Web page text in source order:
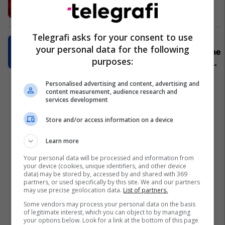
Petrol Company
UBT dhe Coursera nisin partneritet
strategjik për avancimin e arsimit dhe
punësimit në Kosovë dhe Ballkanin
Telegrafi asks for your consent to use
your personal data for the following
purposes:
Personalised advertising and content, advertising and
content measurement, audience research and
services development
Store and/or access information on a device
Learn more
Your personal data will be processed and information from
your device (cookies, unique identifiers, and other device
data) may be stored by, accessed by and shared with 369
partners, or used specifically by this site. We and our partners
may use precise geolocation data. List of partners.
Some vendors may process your personal data on the basis
of legitimate interest, which you can object to by managing
your options below. Look for a link at the bottom of this page